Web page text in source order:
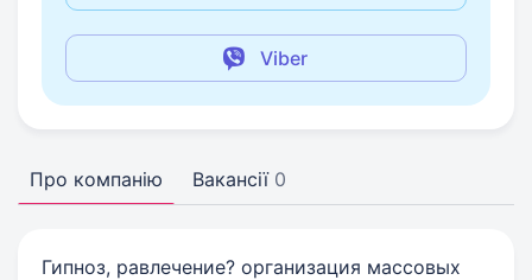
Viber
Про компанію Вакансії 0
Гипноз, равлечение? организация массовых